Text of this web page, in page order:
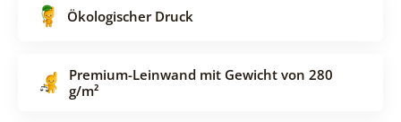
Ökologischer Druck
Premium-Leinwand mit Gewicht von 280
g/m²